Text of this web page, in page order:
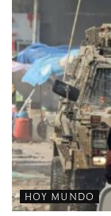
HOY MUNDO